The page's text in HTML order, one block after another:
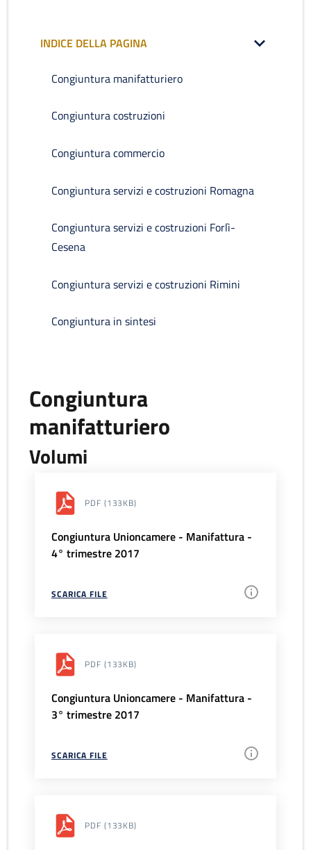
INDICE DELLA PAGINA
Congiuntura manifatturiero
Congiuntura costruzioni
Congiuntura commercio
Congiuntura servizi e costruzioni Romagna
Congiuntura servizi e costruzioni Forlì-
Cesena
Congiuntura servizi e costruzioni Rimini
Congiuntura in sintesi
Congiuntura
manifatturiero
Volumi
PDF (133KB)
Congiuntura Unioncamere - Manifattura -
4° trimestre 2017
SCARICA FILE
PDF (133KB)
Congiuntura Unioncamere - Manifattura -
3° trimestre 2017
SCARICA FILE
PDF (133KB)